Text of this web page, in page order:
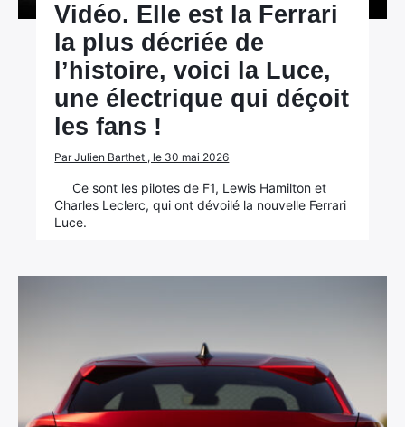
Vidéo. Elle est la Ferrari
la plus décriée de
l’histoire, voici la Luce,
une électrique qui déçoit
les fans !
Par Julien Barthet , le 30 mai 2026
Ce sont les pilotes de F1, Lewis Hamilton et
Charles Leclerc, qui ont dévoilé la nouvelle Ferrari
Luce.